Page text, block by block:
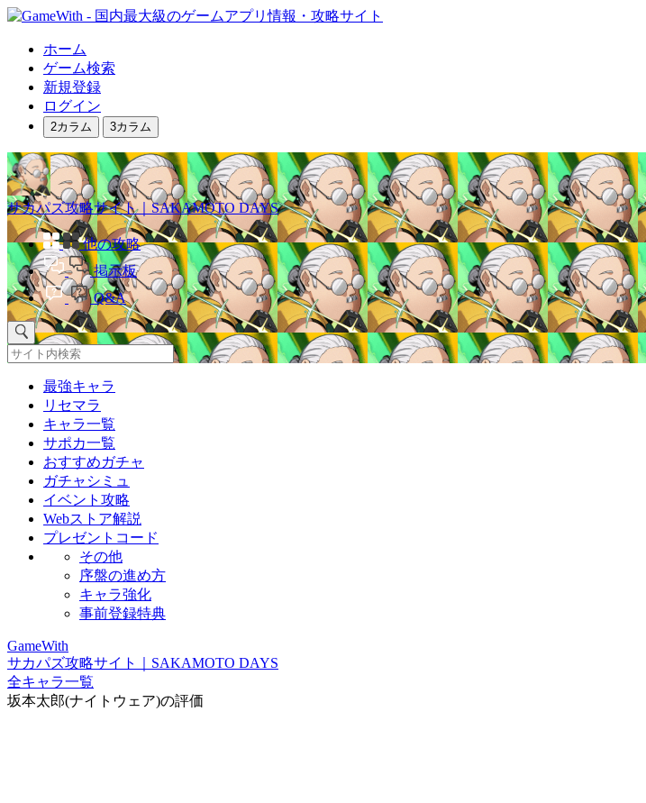
ホーム
ゲーム検索
新規登録
ログイン
2カラム 3カラム
サカパズ攻略サイト｜SAKAMOTO DAYS
他の攻略
掲示板
Q&A
最強キャラ
リセマラ
キャラ一覧
サポカ一覧
おすすめガチャ
ガチャシミュ
イベント攻略
Webストア解説
プレゼントコード
その他
序盤の進め方
キャラ強化
事前登録特典
GameWith
サカパズ攻略サイト｜SAKAMOTO DAYS
全キャラ一覧
坂本太郎(ナイトウェア)の評価